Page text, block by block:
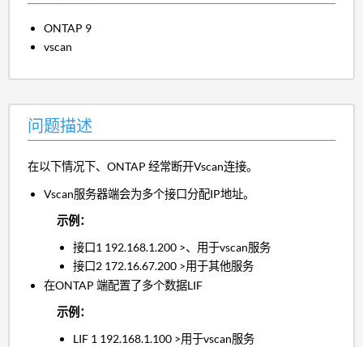
ONTAP 9
vscan
问题描述
在以下情况下、ONTAP 经常断开Vscan连接。
Vscan服务器端会为多个接口分配IP地址。
示例：
接口1 192.168.1.200 >、用于vscan服务
接口2 172.16.67.200 >用于其他服务
在ONTAP 端配置了多个数据LIF
示例：
LIF 1 192.168.1.100 >用于vscan服务